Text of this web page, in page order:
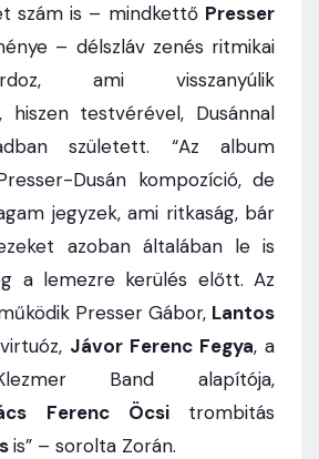
szám is – mindkettő Presser
– délszláv zenés ritmikai
ami visszanyúlik
hiszen testvérével, Dusánnal
született. “Az album
Dusán kompozíció, de
jegyzek, ami ritkaság, bár
azoban általában le is
a lemezre kerülés előtt. Az
Presser Gábor, Lantos
Jávor Ferenc Fegya, a
Band alapítója,
Ferenc Öcsi trombitás
is” – sorolta Zorán.